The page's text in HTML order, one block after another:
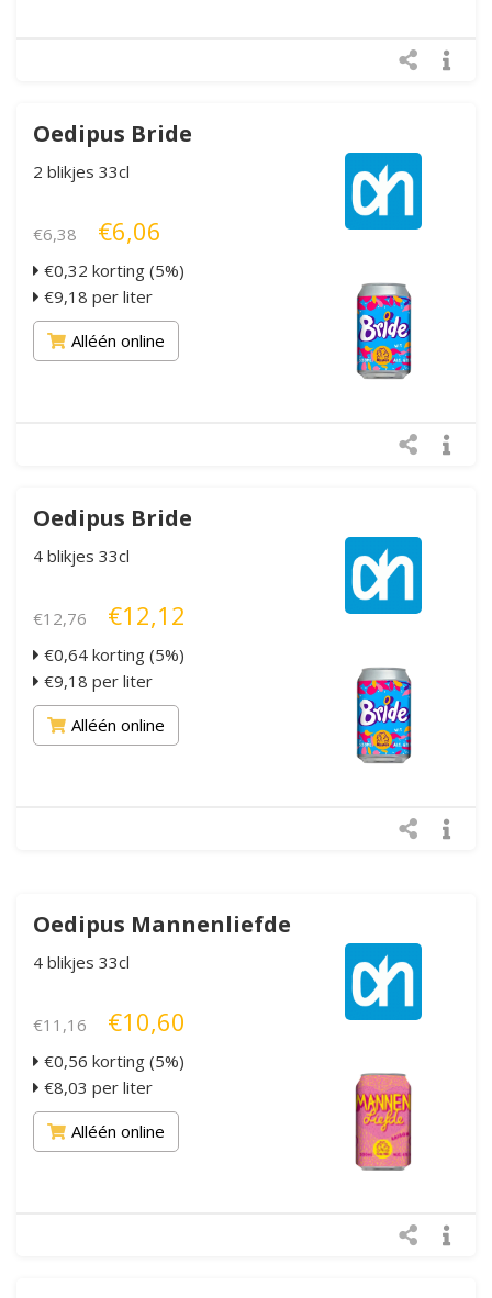
Oedipus Bride
2 blikjes 33cl
€6,38 €6,06
€0,32 korting (5%)
€9,18 per liter
Alléén online
Oedipus Bride
4 blikjes 33cl
€12,76 €12,12
€0,64 korting (5%)
€9,18 per liter
Alléén online
Oedipus Mannenliefde
4 blikjes 33cl
€11,16 €10,60
€0,56 korting (5%)
€8,03 per liter
Alléén online